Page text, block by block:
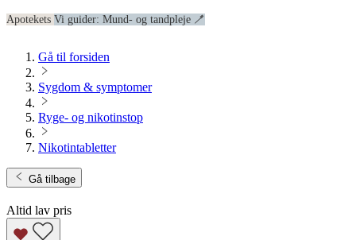
Apotekets Vi guider: Mund- og tandpleje 🪥
Gå til forsiden
Sygdom & symptomer
Ryge- og nikotinstop
Nikotintabletter
Gå tilbage
Altid lav pris